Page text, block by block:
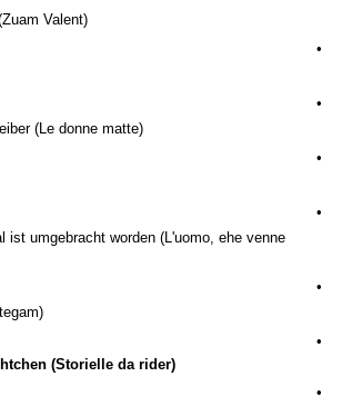
Valent)
•
•
(Le donne matte)
•
•
ist umgebracht worden (L'uomo, ehe venne
•
•
(Storielle da rider)
•